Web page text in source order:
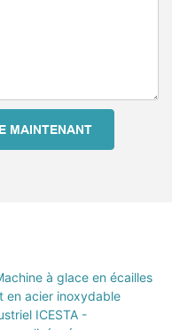
MAINTENANT